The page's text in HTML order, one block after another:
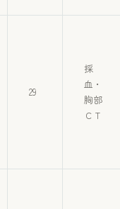
29
採
血・
胸部
ＣＴ